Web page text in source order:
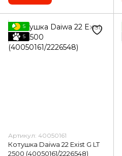
5
5
Артикул: 40050161
Котушка Daiwa 22 Exist G LT
2500 (40050161/2226548)